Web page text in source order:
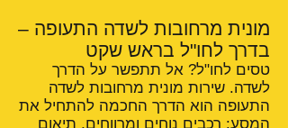
מונית מרחובות לשדה התעופה –
בדרך לחו"ל בראש שקט
טסים לחו"ל? אל תתפשר על הדרך
לשדה. שירות מונית מרחובות לשדה
התעופה הוא הדרך החכמה להתחיל את
המסע: רכבים נוחים ומרווחים, תיאום